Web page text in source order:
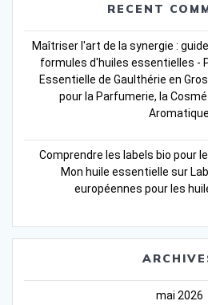
RECENT
Maîtriser l'art de la synergie :
formules d'huiles essentielles -
Essentielle de Gaulthérie en
pour la Parfumerie, la
Aromatique
Comprendre les labels bio pour
Mon huile essentielle sur
européennes pour les
mai 2026